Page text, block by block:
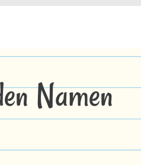
Namen